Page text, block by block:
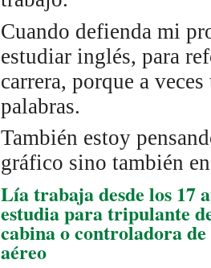
Cuando defienda mi
estudiar inglés, para
carrera, porque a
palabras.
También estoy
gráfico sino también
Lía trabaja desde los 17
estudia para tripulante
cabina o controladora
aéreo